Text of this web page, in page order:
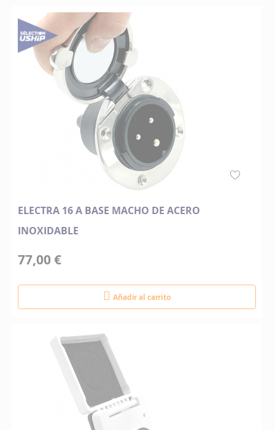
ELECTRA 16 A BASE MACHO DE ACERO
INOXIDABLE
77,00 €
Añadir al carrito